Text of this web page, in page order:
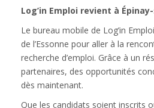
Log’in Emploi revient à
Le bureau mobile de Log’in
de l’Essonne pour aller à la
recherche d’emploi. Grâce à un
partenaires, des opportunités
dès maintenant.
Que les candidats soient inscrits